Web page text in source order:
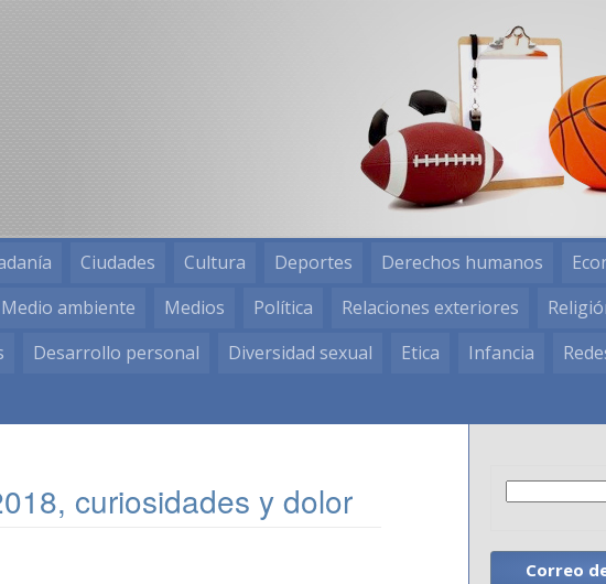
Ciudades Cultura Deportes Derechos humanos
Medio ambiente Medios Política Relaciones exteriores
Desarrollo personal Diversidad sexual Etica Infancia
curiosidades y dolor
Correo